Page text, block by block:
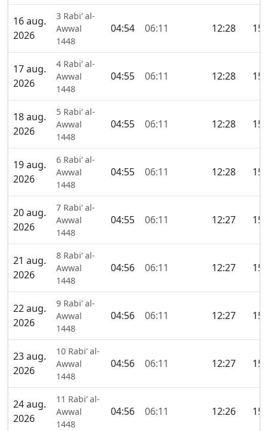
16 aug.
2026
3 Rabi’ al-
Awwal
1448
04:54 06:11 12:28
17 aug.
2026
4 Rabi’ al-
Awwal
1448
04:55 06:11 12:28
18 aug.
2026
5 Rabi’ al-
Awwal
1448
04:55 06:11 12:28
19 aug.
2026
6 Rabi’ al-
Awwal
1448
04:55 06:11 12:28
20 aug.
2026
7 Rabi’ al-
Awwal
1448
04:55 06:11 12:27
21 aug.
2026
8 Rabi’ al-
Awwal
1448
04:56 06:11 12:27
22 aug.
2026
9 Rabi’ al-
Awwal
1448
04:56 06:11 12:27
23 aug.
2026
10 Rabi’ al-
Awwal
1448
04:56 06:11 12:27
24 aug.
2026
11 Rabi’ al-
Awwal
1448
04:56 06:11 12:26